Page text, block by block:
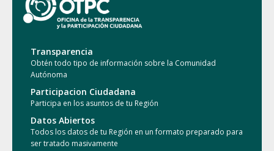
Transparencia
Obtén todo tipo de información sobre la Comunidad
Autónoma
Participacion Ciudadana
Participa en los asuntos de tu Región
Datos Abiertos
Todos los datos de tu Región en un formato preparado para
ser tratado masivamente